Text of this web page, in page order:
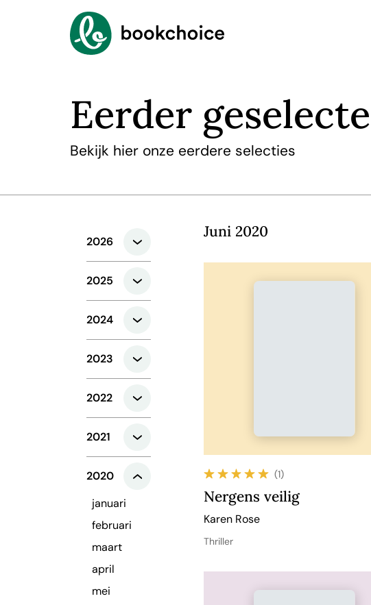
Eerder
Bekijk hier onze eerdere selecties
2026
2025
2024
2023
2022
2021
2020
januari
februari
maart
april
mei
Juni 2020
(1)
Nergens veilig
Karen Rose
Thriller